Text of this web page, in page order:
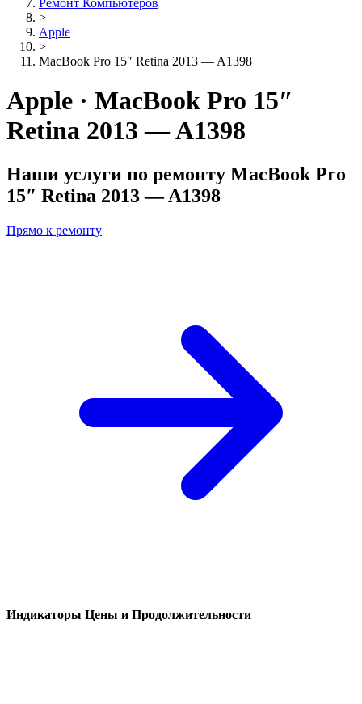
Ремонт Компьютеров
>
Apple
>
MacBook Pro 15″ Retina 2013 — A1398
Apple · MacBook Pro 15″
Retina 2013 — A1398
Наши услуги по ремонту MacBook Pro
15″ Retina 2013 — A1398
Прямо к ремонту
Индикаторы Цены и Продолжительности